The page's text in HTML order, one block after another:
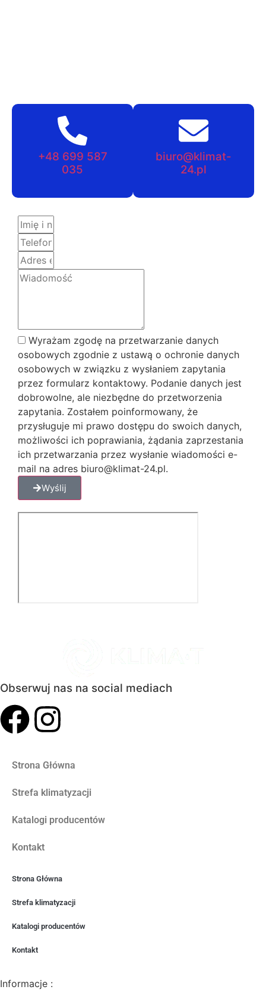
+48 699 587
035
biuro@klimat-
24.pl
Wyrażam zgodę na przetwarzanie danych
osobowych zgodnie z ustawą o ochronie danych
osobowych w związku z wysłaniem zapytania
przez formularz kontaktowy. Podanie danych jest
dobrowolne, ale niezbędne do przetworzenia
zapytania. Zostałem poinformowany, że
przysługuje mi prawo dostępu do swoich danych,
możliwości ich poprawiania, żądania zaprzestania
ich przetwarzania przez wysłanie wiadomości e-
mail na adres biuro@klimat-24.pl.
Wyślij
Obserwuj nas na social mediach
Strona Główna
Strefa klimatyzacji
Katalogi producentów
Kontakt
Strona Główna
Strefa klimatyzacji
Katalogi producentów
Kontakt
Informacje :